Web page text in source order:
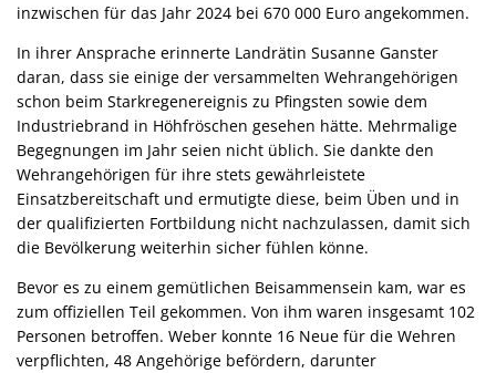
inzwischen für das Jahr 2024 bei 670 000 Euro angekommen.
In ihrer Ansprache erinnerte Landrätin Susanne Ganster
daran, dass sie einige der versammelten Wehrangehörigen
schon beim Starkregenereignis zu Pfingsten sowie dem
Industriebrand in Höhfröschen gesehen hätte. Mehrmalige
Begegnungen im Jahr seien nicht üblich. Sie dankte den
Wehrangehörigen für ihre stets gewährleistete
Einsatzbereitschaft und ermutigte diese, beim Üben und in
der qualifizierten Fortbildung nicht nachzulassen, damit sich
die Bevölkerung weiterhin sicher fühlen könne.
Bevor es zu einem gemütlichen Beisammensein kam, war es
zum offiziellen Teil gekommen. Von ihm waren insgesamt 102
Personen betroffen. Weber konnte 16 Neue für die Wehren
verpflichten, 48 Angehörige befördern, darunter